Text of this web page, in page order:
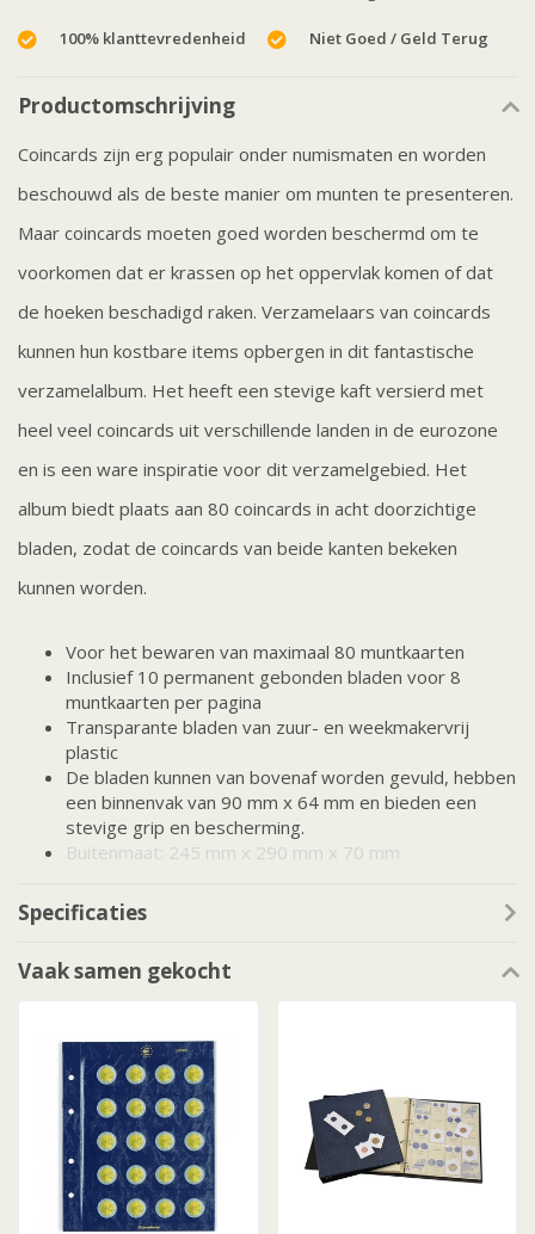
100% klanttevredenheid Niet Goed / Geld Terug
Productomschrijving
Coincards zijn erg populair onder numismaten en worden
beschouwd als de beste manier om munten te presenteren.
Maar coincards moeten goed worden beschermd om te
voorkomen dat er krassen op het oppervlak komen of dat
de hoeken beschadigd raken. Verzamelaars van coincards
kunnen hun kostbare items opbergen in dit fantastische
verzamelalbum. Het heeft een stevige kaft versierd met
heel veel coincards uit verschillende landen in de eurozone
en is een ware inspiratie voor dit verzamelgebied. Het
album biedt plaats aan 80 coincards in acht doorzichtige
bladen, zodat de coincards van beide kanten bekeken
kunnen worden.
Voor het bewaren van maximaal 80 muntkaarten
Inclusief 10 permanent gebonden bladen voor 8
muntkaarten per pagina
Transparante bladen van zuur- en weekmakervrij
plastic
De bladen kunnen van bovenaf worden gevuld, hebben
een binnenvak van 90 mm x 64 mm en bieden een
stevige grip en bescherming.
Buitenmaat: 245 mm x 290 mm x 70 mm
Specificaties
Vaak samen gekocht